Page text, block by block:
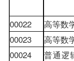
00022
高等数
00023
高等数
00024
普通逻